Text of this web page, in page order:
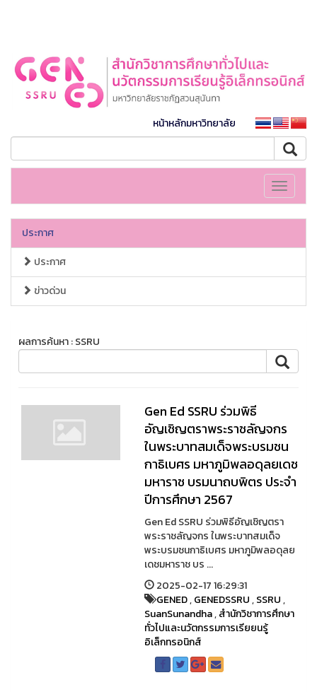
หน้าหลักมหาวิทยาลัย
Toggle
ประกาศ
ประกาศ
ข่าวด่วน
ผลการค้นหา : SSRU
Gen Ed SSRU ร่วมพิธี
อัญเชิญตราพระราชลัญจกร
ในพระบาทสมเด็จพระบรมชน
กาธิเบศร มหาภูมิพลอดุลยเดช
มหาราช บรมนาถบพิตร ประจำ
ปีการศึกษา 2567
Gen Ed SSRU ร่วมพิธีอัญเชิญตรา
พระราชลัญจกร ในพระบาทสมเด็จ
พระบรมชนกาธิเบศร มหาภูมิพลอดุลย
เดชมหาราช บร ...
2025-02-17 16:29:31
GENED,GENEDSSRU,SSRU,
SuanSunandha,สำนักวิชาการศึกษา
ทั่วไปและนวัตกรรมการเรียยนรู้
อิเล็กทรอนิกส์